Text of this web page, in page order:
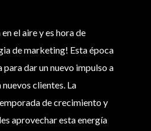
el aire y es hora de
de marketing! Esta época
dar un nuevo impulso a
clientes. La
de crecimiento y
aprovechar esta energía